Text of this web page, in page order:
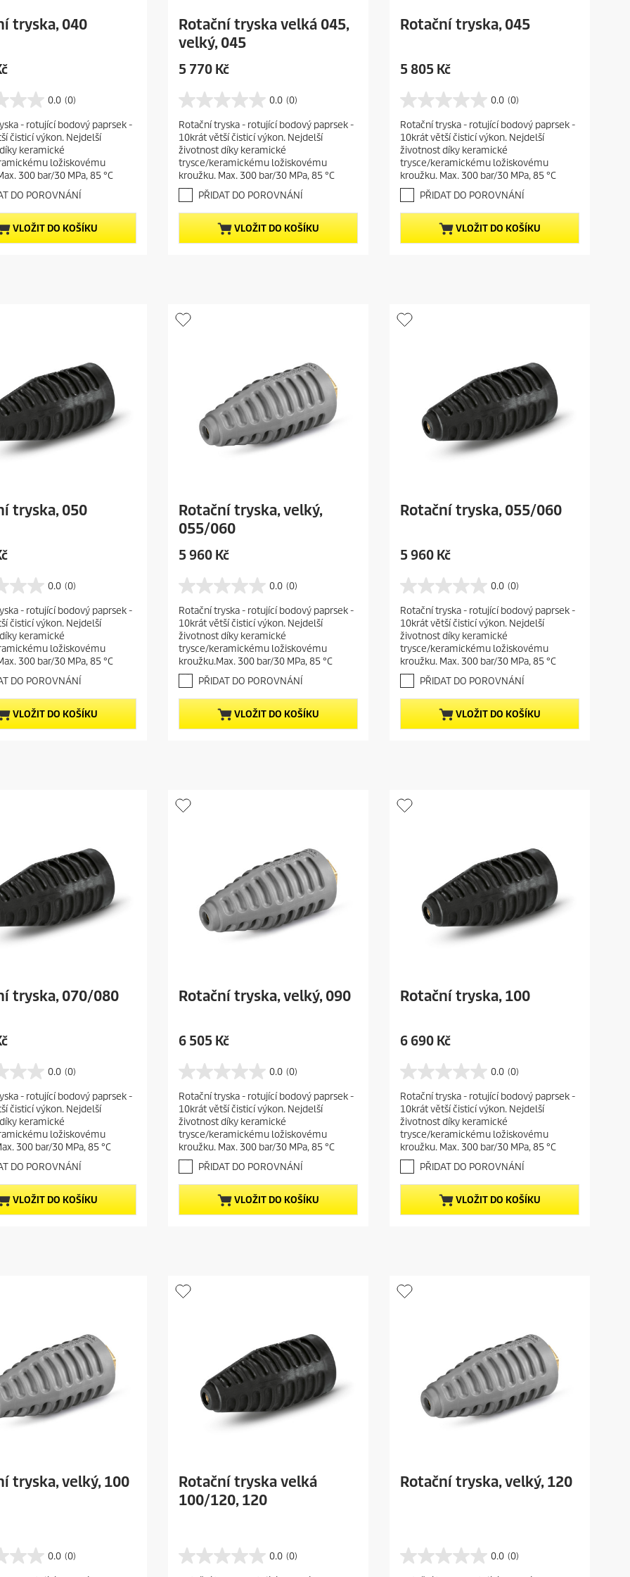
tryska, 040
0.0 (0)
- rotující bodový paprsek -
čisticí výkon. Nejdelší
keramické
ložiskovému
300 bar/30 MPa, 85 °C
DO POROVNÁNÍ
VLOŽIT DO KOŠÍKU
Rotační tryska velká 045,
velký, 045
C
r
e
n
t
p
r
d
u
i
c
5 770 Kč
0.0 (0)
0
.
0
z
5
h
v
d
i
č
Rotační tryska - rotující bodový paprsek -
10krát větší čisticí výkon. Nejdelší
životnost díky keramické
trysce/keramickému ložiskovému
kroužku. Max. 300 bar/30 MPa, 85 °C
PŘIDAT DO POROVNÁNÍ
VLOŽIT DO KOŠÍKU
Rotační tryska, 045
C
r
e
n
t
p
r
d
u
i
c
5 805 Kč
0.0 (0)
0
.
0
z
5
h
v
d
i
č
Rotační tryska - rotující bodový paprsek -
10krát větší čisticí výkon. Nejdelší
životnost díky keramické
trysce/keramickému ložiskovému
kroužku. Max. 300 bar/30 MPa, 85 °C
PŘIDAT DO POROVNÁNÍ
VLOŽIT DO KOŠÍKU
tryska, 050
0.0 (0)
- rotující bodový paprsek -
čisticí výkon. Nejdelší
keramické
ložiskovému
300 bar/30 MPa, 85 °C
DO POROVNÁNÍ
VLOŽIT DO KOŠÍKU
Rotační tryska, velký,
055/060
C
r
e
n
t
p
r
d
u
i
c
5 960 Kč
0.0 (0)
0
.
0
z
5
h
v
d
i
č
Rotační tryska - rotující bodový paprsek -
10krát větší čisticí výkon. Nejdelší
životnost díky keramické
trysce/keramickému ložiskovému
kroužku.Max. 300 bar/30 MPa, 85 °C
PŘIDAT DO POROVNÁNÍ
VLOŽIT DO KOŠÍKU
Rotační tryska, 055/060
C
r
e
n
t
p
r
d
u
i
c
5 960 Kč
0.0 (0)
0
.
0
z
5
h
v
d
i
č
Rotační tryska - rotující bodový paprsek -
10krát větší čisticí výkon. Nejdelší
životnost díky keramické
trysce/keramickému ložiskovému
kroužku. Max. 300 bar/30 MPa, 85 °C
PŘIDAT DO POROVNÁNÍ
VLOŽIT DO KOŠÍKU
tryska, 070/080
0.0 (0)
- rotující bodový paprsek -
čisticí výkon. Nejdelší
keramické
ložiskovému
300 bar/30 MPa, 85 °C
DO POROVNÁNÍ
VLOŽIT DO KOŠÍKU
Rotační tryska, velký, 090
C
r
e
n
t
p
r
d
u
i
c
6 505 Kč
0.0 (0)
0
.
0
z
5
h
v
d
i
č
Rotační tryska - rotující bodový paprsek -
10krát větší čisticí výkon. Nejdelší
životnost díky keramické
trysce/keramickému ložiskovému
kroužku. Max. 300 bar/30 MPa, 85 °C
PŘIDAT DO POROVNÁNÍ
VLOŽIT DO KOŠÍKU
Rotační tryska, 100
C
r
e
n
t
p
r
d
u
i
c
6 690 Kč
0.0 (0)
0
.
0
z
5
h
v
d
i
č
Rotační tryska - rotující bodový paprsek -
10krát větší čisticí výkon. Nejdelší
životnost díky keramické
trysce/keramickému ložiskovému
kroužku. Max. 300 bar/30 MPa, 85 °C
PŘIDAT DO POROVNÁNÍ
VLOŽIT DO KOŠÍKU
tryska, velký, 100
0.0 (0)
Rotační tryska velká
100/120, 120
0.0 (0)
0
Rotační tryska, velký, 120
0.0 (0)
0